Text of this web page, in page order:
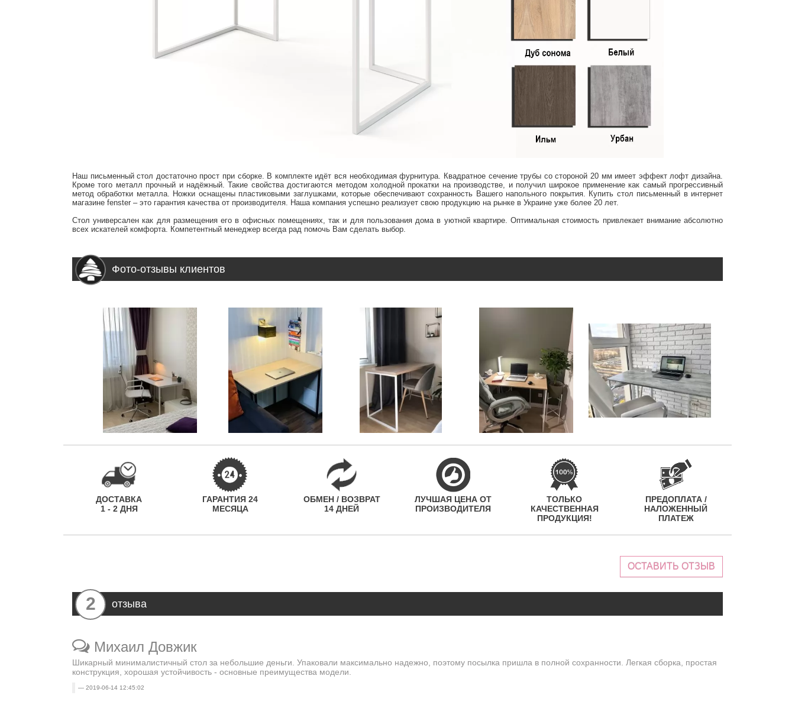
Наш письменный стол достаточно прост при сборке. В комплекте идёт вся необходимая фурнитура. Квадратное сечение трубы со стороной 20 мм имеет эффект лофт дизайна.
Кроме того металл прочный и надёжный. Такие свойства достигаются методом холодной прокатки на производстве, и получил широкое применение как самый прогрессивный
метод обработки металла. Ножки оснащены пластиковыми заглушками, которые обеспечивают сохранность Вашего напольного покрытия. Купить стол письменный в интернет
магазине fenster – это гарантия качества от производителя. Наша компания успешно реализует свою продукцию на рынке в Украине уже более 20 лет.
Стол универсален как для размещения его в офисных помещениях, так и для пользования дома в уютной квартире. Оптимальная стоимость привлекает внимание абсолютно
всех искателей комфорта. Компетентный менеджер всегда рад помочь Вам сделать выбор.
Фото-отзывы клиентов
ДОСТАВКА
1 - 2 ДНЯ
ГАРАНТИЯ 24
МЕСЯЦА
ОБМЕН / ВОЗВРАТ
14 ДНЕЙ
ЛУЧШАЯ ЦЕНА ОТ
ПРОИЗВОДИТЕЛЯ
ТОЛЬКО
КАЧЕСТВЕННАЯ
ПРОДУКЦИЯ!
ПРЕДОПЛАТА /
НАЛОЖЕННЫЙ
ПЛАТЕЖ
ОСТАВИТЬ ОТЗЫВ
2 отзыва
Михаил Довжик
Шикарный минималистичный стол за небольшие деньги. Упаковали максимально надежно, поэтому посылка пришла в полной сохранности. Легкая сборка, простая
конструкция, хорошая устойчивость - основные преимущества модели.
2019-06-14 12:45:02